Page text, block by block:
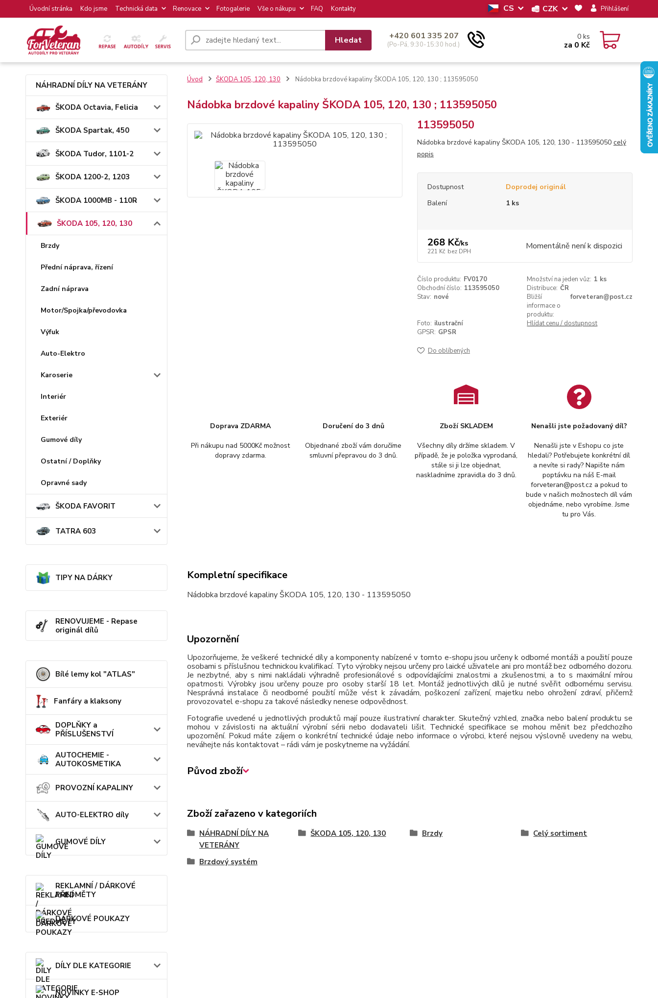
Úvodní stránka Kdo jsme Technická data Renovace Fotogalerie Vše o nákupu FAQ Kontakty CS CZK Přihlášení
Hledat +420 601 335 207
(Po-Pá, 9:30-15:30 hod.)
0 ks
za 0 Kč
NÁHRADNÍ DÍLY NA VETERÁNY
ŠKODA Octavia, Felicia
ŠKODA Spartak, 450
ŠKODA Tudor, 1101-2
ŠKODA 1200-2, 1203
ŠKODA 1000MB - 110R
ŠKODA 105, 120, 130
Brzdy
Přední náprava, řízení
Zadní náprava
Motor/Spojka/převodovka
Výfuk
Auto-Elektro
Karoserie
Interiér
Exteriér
Gumové díly
Ostatní / Doplňky
Opravné sady
ŠKODA FAVORIT
TATRA 603
TIPY NA DÁRKY
RENOVUJEME - Repase
originál dílů
Bílé lemy kol "ATLAS"
Fanfáry a klaksony
DOPLŇKY a
PŘÍSLUŠENSTVÍ
AUTOCHEMIE -
AUTOKOSMETIKA
PROVOZNÍ KAPALINY
AUTO-ELEKTRO díly
GUMOVÉ DÍLY
REKLAMNÍ / DÁRKOVÉ
PŘEDMĚTY
DÁRKOVÉ POUKAZY
DÍLY DLE KATEGORIE
NOVINKY E-SHOP
Úvod ŠKODA 105, 120, 130 Nádobka brzdové kapaliny ŠKODA 105, 120, 130 ; 113595050
Nádobka brzdové kapaliny ŠKODA 105, 120, 130 ; 113595050
113595050
Nádobka brzdové kapaliny ŠKODA 105, 120, 130 - 113595050 celý
popis
Dostupnost
Doprodej originál
Balení
1 ks
268 Kč/ks
221 Kč bez DPH Momentálně není k dispozici
Číslo produktu: FV0170 Množství na jeden vůz: 1 ks
Obchodní číslo: 113595050 Distribuce: ČR
Stav: nové
Bližší
informace o
produktu:
forveteran@post.cz
Foto: ilustrační
Hlídat cenu / dostupnost
GPSR: GPSR
Do oblíbených
Doprava ZDARMA
Při nákupu nad 5000Kč možnost
dopravy zdarma.
Doručení do 3 dnů
Objednané zboží vám doručíme
smluvní přepravou do 3 dnů.
Zboží SKLADEM
Všechny díly držíme skladem. V
případě, že je položka vyprodaná,
stále si ji lze objednat,
naskladníme zpravidla do 3 dnů.
Nenašli jste požadovaný díl?
Nenašli jste v Eshopu co jste
hledali? Potřebujete konkrétní díl
a nevíte si rady? Napište nám
poptávku na náš E-mail
forveteran@post.cz a pokud to
bude v našich možnostech díl vám
objednáme, nebo vyrobíme. Jsme
tu pro Vás.
Kompletní specifikace
Nádobka brzdové kapaliny ŠKODA 105, 120, 130 - 113595050
Upozornění
Upozorňujeme, že veškeré technické díly a komponenty nabízené v tomto e-shopu jsou určeny k odborné montáži a použití pouze
osobami s příslušnou technickou kvalifikací. Tyto výrobky nejsou určeny pro laické uživatele ani pro montáž bez odborného dozoru.
Je nezbytné, aby s nimi nakládali výhradně profesionálové s odpovídajícími znalostmi a zkušenostmi, a to s maximální mírou
opatrnosti. Výrobky jsou určeny pouze pro osoby starší 18 let. Montáž jednotlivých dílů je nutné svěřit odbornému servisu.
Nesprávná instalace či neodborné použití může vést k závadám, poškození zařízení, majetku nebo ohrožení zdraví, přičemž
provozovatel e-shopu za takové následky nenese odpovědnost.
Fotografie uvedené u jednotlivých produktů mají pouze ilustrativní charakter. Skutečný vzhled, značka nebo balení produktu se
mohou v závislosti na aktuální výrobní sérii nebo dodavateli lišit. Technické specifikace se mohou měnit bez předchozího
upozornění. Pokud máte zájem o konkrétní technické údaje nebo informace o výrobci, které nejsou výslovně uvedeny na webu,
neváhejte nás kontaktovat – rádi vám je poskytneme na vyžádání.
Původ zboží
Zboží zařazeno v kategoriích
NÁHRADNÍ DÍLY NA
VETERÁNY
ŠKODA 105, 120, 130 Brzdy Celý sortiment
Brzdový systém